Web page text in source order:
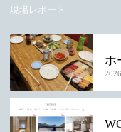
現場レポート
ホ